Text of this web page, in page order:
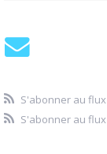
S'abonner au flux
S'abonner au flux